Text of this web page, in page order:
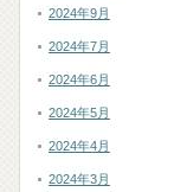
2024年9月
2024年7月
2024年6月
2024年5月
2024年4月
2024年3月